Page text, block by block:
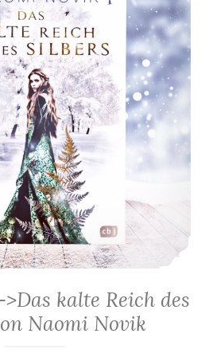
kalte Reich des
Naomi Novik